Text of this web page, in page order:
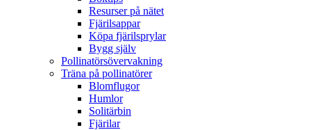
Resurser på nätet
Fjärilsappar
Köpa fjärilsprylar
Bygg själv
Pollinatörsövervakning
Träna på pollinatörer
Blomflugor
Humlor
Solitärbin
Fjärilar